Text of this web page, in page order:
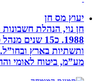
יעוץ מס חן
חן נוי, הנהלת חשבונות
1988. כ15 שנים
ותשתיות בארץ ובחו”ל.
מע”מ, ביטוח לאומי והחזרי